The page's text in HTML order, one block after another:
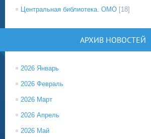
Центральная библиотека. ОМО [18]
АРХИВ НОВОСТЕЙ
2026 Январь
2026 Февраль
2026 Март
2026 Апрель
2026 Май